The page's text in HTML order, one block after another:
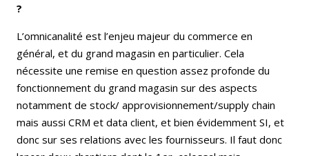
?
L’omnicanalité est l’enjeu majeur du commerce en
général, et du grand magasin en particulier. Cela
nécessite une remise en question assez profonde du
fonctionnement du grand magasin sur des aspects
notamment de stock/ approvisionnement/supply chain
mais aussi CRM et data client, et bien évidemment SI, et
donc sur ses relations avec les fournisseurs. Il faut donc